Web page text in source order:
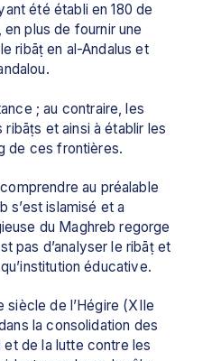
été établi en 180 de
plus de fournir une
ribāṭ en al-Andalus et
; au contraire, les
et ainsi à établir les
de ces frontières.
au préalable
s’est islamisé et a
du Maghreb regorge
pas d’analyser le ribāṭ et
éducative.
siècle de l’Hégire (XIIe
la consolidation des
et de la lutte contre les